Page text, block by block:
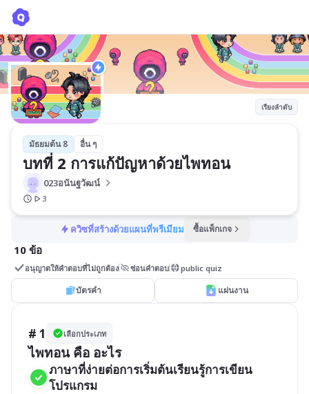
เรียงลำดับ
มัธยมต้น 8 อื่น ๆ
บทที่ 2 การแก้ปัญหาด้วยไพทอน
023อนันฐวัฒน์
3
ควิซที่สร้างด้วยแผนที่พรีเมียม ซื้อแพ็กเกจ
10 ข้อ
อนุญาตให้คำตอบที่ไม่ถูกต้อง ซ่อนคำตอบ public quiz
บัตรคำ แผ่นงาน
# 1 เลือกประเภท
ไพทอน คือ อะไร
ภาษาที่ง่ายต่อการเริ่มต้นเรียนรู้การเขียน
โปรแกรม